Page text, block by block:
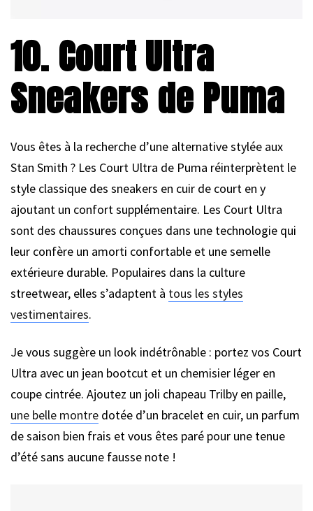
10. Court Ultra
Sneakers de Puma
Vous êtes à la recherche d’une alternative stylée aux
Stan Smith ? Les Court Ultra de Puma réinterprètent le
style classique des sneakers en cuir de court en y
ajoutant un confort supplémentaire. Les Court Ultra
sont des chaussures conçues dans une technologie qui
leur confère un amorti confortable et une semelle
extérieure durable. Populaires dans la culture
streetwear, elles s’adaptent à tous les styles
vestimentaires.
Je vous suggère un look indétrônable : portez vos Court
Ultra avec un jean bootcut et un chemisier léger en
coupe cintrée. Ajoutez un joli chapeau Trilby en paille,
une belle montre dotée d’un bracelet en cuir, un parfum
de saison bien frais et vous êtes paré pour une tenue
d’été sans aucune fausse note !